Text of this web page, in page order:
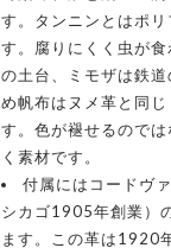
す。タンニンとはポ
す。腐りにくく虫が
の土台、ミモザは鉄
め帆布はヌメ革と同
す。色が褪せるので
く素材です。
付属にはコードヴ
シカゴ1905年創業）
ます。この革は1920